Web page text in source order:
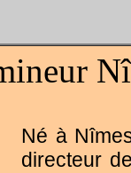
Né à
directeur